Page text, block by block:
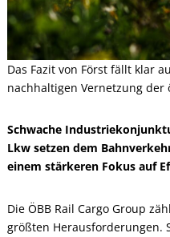
Das Fazit von Först fällt klar
nachhaltigen Vernetzung der
Schwache
Lkw setzen dem
einem stärkeren Fokus auf
Die ÖBB Rail Cargo Group
größten Herausforderungen.